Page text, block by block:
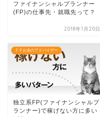
ファイナンシャルプランナー
(FP)の仕事先・就職先って？
2018年1月20日
ＦＰお金のアドバイザー
独立系FP(ファイナンシャルプ
ランナー)で稼げない方に多い